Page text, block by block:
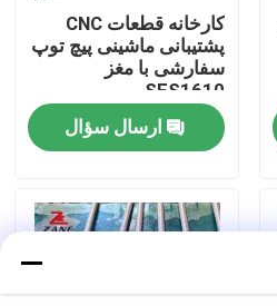
کارخانه قطعات CNC
پشتیبانی ماشینی پیچ توپ
سفارشی با مغز
SFS1610
ارسال سؤال